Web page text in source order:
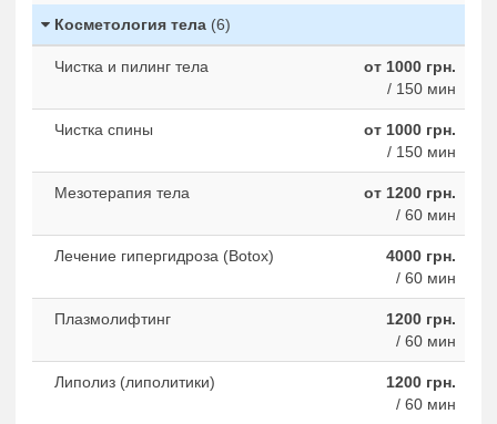
Косметология тела (6)
Чистка и пилинг тела
от 1000 грн.
/ 150 мин
Чистка спины
от 1000 грн.
/ 150 мин
Мезотерапия тела
от 1200 грн.
/ 60 мин
Лечение гипергидроза (Botox)
4000 грн.
/ 60 мин
Плазмолифтинг
1200 грн.
/ 60 мин
Липолиз (липолитики)
1200 грн.
/ 60 мин